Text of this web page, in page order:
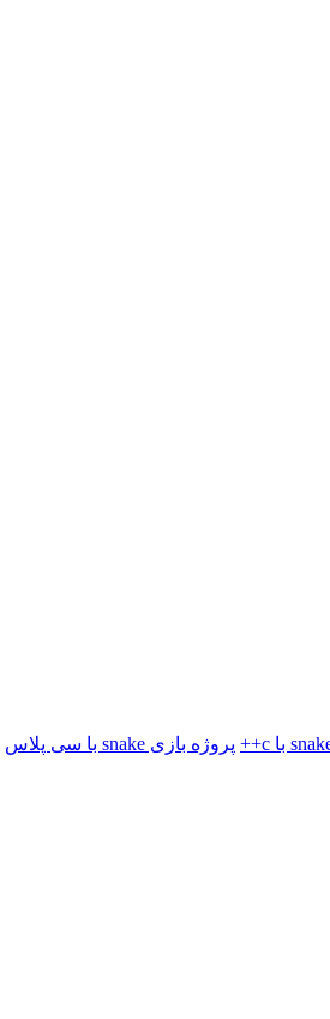
پروژه بازی snake با سی پلاس